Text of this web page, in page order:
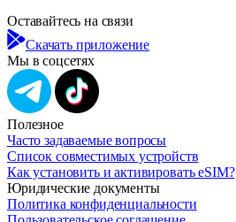
Оставайтесь на связи
Скачать приложение
Мы в соцсетях
Полезное
Часто задаваемые вопросы
Список совместимых устройств
Как установить и активировать eSIM?
Юридические документы
Политика конфиденциальности